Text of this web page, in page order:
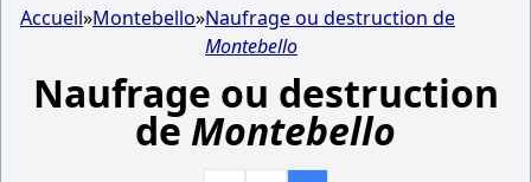
Accueil»Montebello»Naufrage ou destruction de
Montebello
Naufrage ou destruction
deMontebello